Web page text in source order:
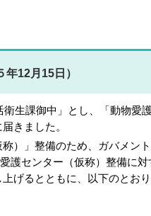
12月15日）
生課御中」とし、「動物愛
きました。
）」整備のため、ガバメン
護センター（仮称）整備に
げるとともに、以下のとお